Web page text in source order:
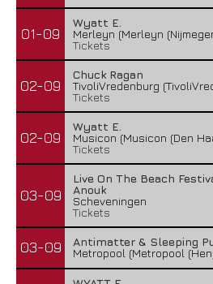
01-09
Wyatt E.
Merleyn (Merleyn
Tickets
02-09
Chuck Ragan
TivoliVredenburg
Tickets
02-09
Wyatt E.
Musicon (Musicon (Den
Tickets
03-09
Live On The Beach
Anouk
Scheveningen
Tickets
03-09
Antimatter & Sleeping
Metropool (Metropool